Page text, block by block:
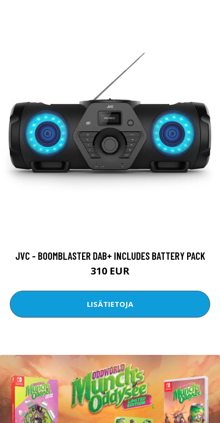
JVC - BOOMBLASTER DAB+ INCLUDES BATTERY PACK
310 EUR
LISÄTIETOJA